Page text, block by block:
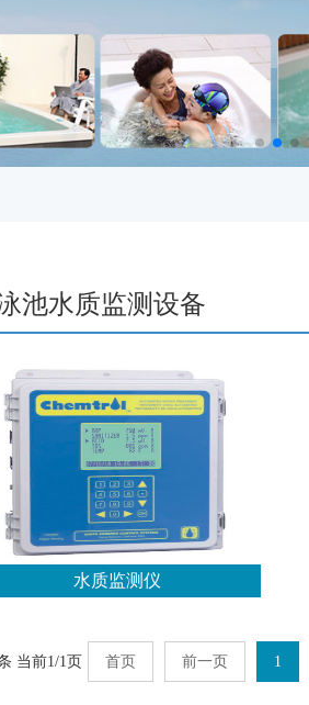
池水质监测设备
水质监测仪
当前1/1页 首页 前一页 1